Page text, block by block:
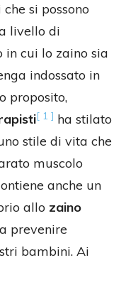
si possono
livello di
in cui lo zaino sia
indossato in
proposito,
[ 1 ] ha stilato
stile di vita che
muscolo
anche un
allo zaino
prevenire
bambini. Ai